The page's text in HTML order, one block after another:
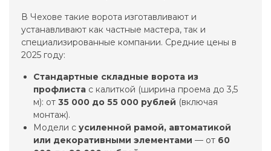
В Чехове такие ворота изготавливают и
устанавливают как частные мастера, так и
специализированные компании. Средние цены в
2025 году:
Стандартные складные ворота из
профлиста с калиткой (ширина проема до 3,5
м): от 35 000 до 55 000 рублей (включая
монтаж).
Модели с усиленной рамой, автоматикой
или декоративными элементами — от 60